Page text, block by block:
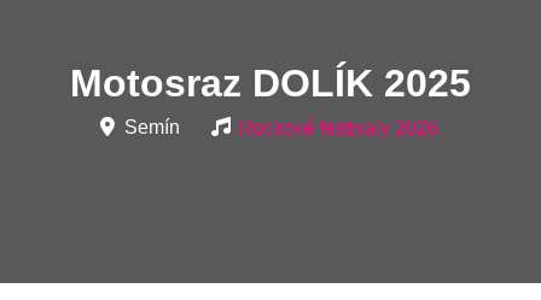
Motosraz DOLÍK 2025
Semín Rockové festivaly 2026